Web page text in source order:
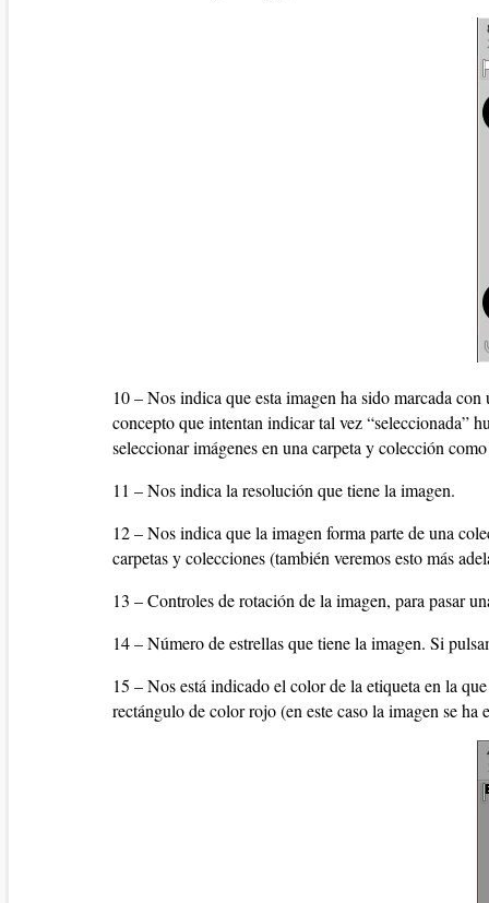
10 – Nos indica que esta imagen ha sido marcada
concepto que intentan indicar tal vez “seleccionada”
seleccionar imágenes en una carpeta y colección
11 – Nos indica la resolución que tiene la imagen.
12 – Nos indica que la imagen forma parte de una
carpetas y colecciones (también veremos esto más
13 – Controles de rotación de la imagen, para pasar
14 – Número de estrellas que tiene la imagen. Si
15 – Nos está indicado el color de la etiqueta en la
rectángulo de color rojo (en este caso la imagen se